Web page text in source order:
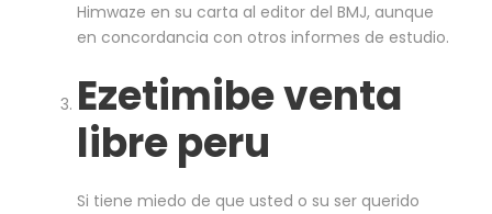
Himwaze en su carta al editor del BMJ, aunque
en concordancia con otros informes de estudio.
Ezetimibe venta
libre peru
Si tiene miedo de que usted o su ser querido